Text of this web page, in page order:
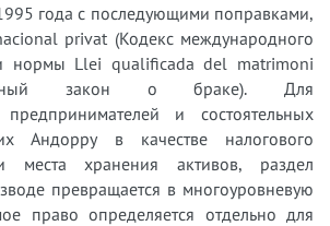
года с последующими поправками,
privat (Кодекс международного
нормы Llei qualificada del matrimoni
закон о браке). Для
предпринимателей и состоятельных
Андорру в качестве налогового
места хранения активов, раздел
превращается в многоуровневую
право определяется отдельно для